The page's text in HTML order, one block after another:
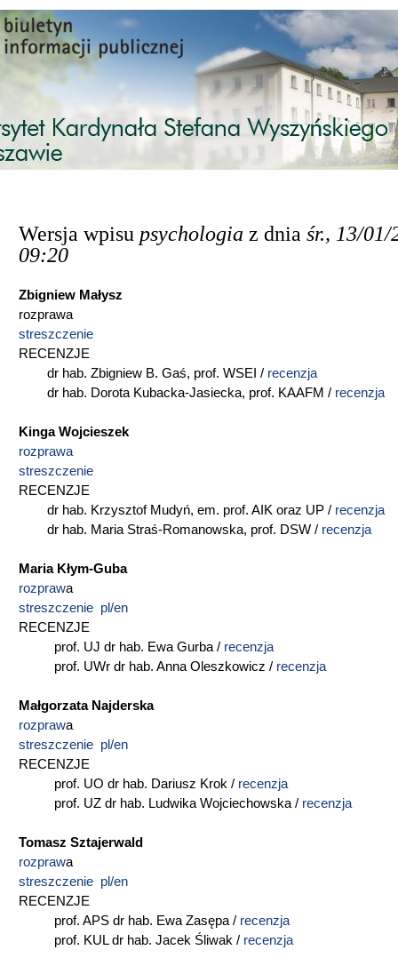
Przejdź do treści
Wersja wpisu psychologia z dnia śr., 13/01/
09:20
Zbigniew Małysz
rozprawa
streszczenie
RECENZJE
dr hab. Zbigniew B. Gaś, prof. WSEI / recenzja
dr hab. Dorota Kubacka-Jasiecka, prof. KAAFM / recenzja
Kinga Wojcieszek
rozprawa
streszczenie
RECENZJE
dr hab. Krzysztof Mudyń, em. prof. AIK oraz UP / recenzja
dr hab. Maria Straś-Romanowska, prof. DSW / recenzja
Maria Kłym-Guba
rozprawa
streszczenie pl/en
RECENZJE
prof. UJ dr hab. Ewa Gurba / recenzja
prof. UWr dr hab. Anna Oleszkowicz / recenzja
Małgorzata Najderska
rozprawa
streszczenie pl/en
RECENZJE
prof. UO dr hab. Dariusz Krok / recenzja
prof. UZ dr hab. Ludwika Wojciechowska / recenzja
Tomasz Sztajerwald
rozprawa
streszczenie pl/en
RECENZJE
prof. APS dr hab. Ewa Zasępa / recenzja
prof. KUL dr hab. Jacek Śliwak / recenzja